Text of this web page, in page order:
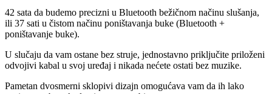
42 sata da budemo precizni u Bluetooth bežičnom načinu slušanja,
ili 37 sati u čistom načinu poništavanja buke (Bluetooth +
poništavanje buke).
U slučaju da vam ostane bez struje, jednostavno priključite priloženi
odvojivi kabal u svoj uređaj i nikada nećete ostati bez muzike.
Pametan dvosmerni sklopivi dizajn omogućava vam da ih lako